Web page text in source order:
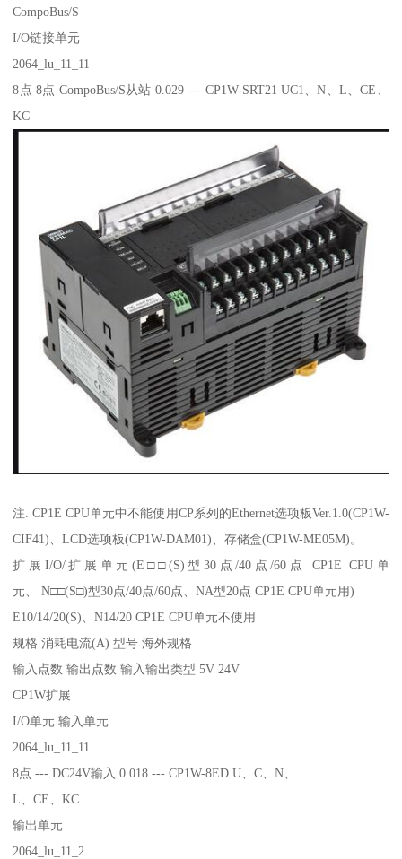
CompoBus/S
I/O链接单元
2064_lu_11_11
8点 8点 CompoBus/S从站 0.029 --- CP1W-SRT21 UC1、N、L、CE、
KC
注. CP1E CPU单元中不能使用CP系列的Ethernet选项板Ver.1.0(CP1W-
CIF41)、LCD选项板(CP1W-DAM01)、存储盒(CP1W-ME05M)。
扩展I/O/扩展单元(E□□(S)型30点/40点/60点 CP1E CPU单
元、 N□□(S□)型30点/40点/60点、NA型20点 CP1E CPU单元用)
E10/14/20(S)、N14/20 CP1E CPU单元不使用
规格 消耗电流(A) 型号 海外规格
输入点数 输出点数 输入输出类型 5V 24V
CP1W扩展
I/O单元 输入单元
2064_lu_11_11
8点 --- DC24V输入 0.018 --- CP1W-8ED U、C、N、
L、CE、KC
输出单元
2064_lu_11_2